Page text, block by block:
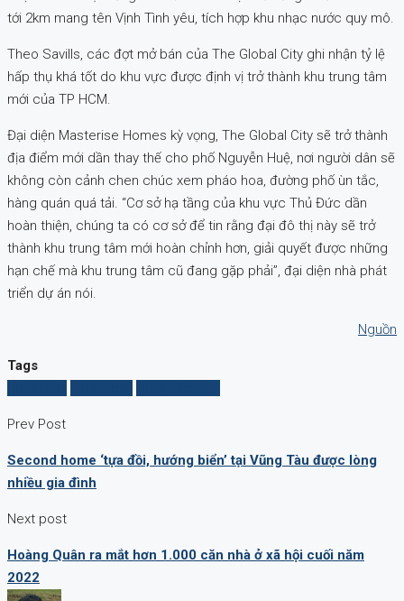
tới 2km mang tên Vịnh Tình yêu, tích hợp khu nhạc nước quy mô.
Theo Savills, các đợt mở bán của The Global City ghi nhận tỷ lệ
hấp thụ khá tốt do khu vực được định vị trở thành khu trung tâm
mới của TP HCM.
Đại diện Masterise Homes kỳ vọng, The Global City sẽ trở thành
địa điểm mới dần thay thế cho phố Nguyễn Huệ, nơi người dân sẽ
không còn cảnh chen chúc xem pháo hoa, đường phố ùn tắc,
hàng quán quá tải. “Cơ sở hạ tầng của khu vực Thủ Đức dần
hoàn thiện, chúng ta có cơ sở để tin rằng đại đô thị này sẽ trở
thành khu trung tâm mới hoàn chỉnh hơn, giải quyết được những
hạn chế mà khu trung tâm cũ đang gặp phải”, đại diện nhà phát
triển dự án nói.
Nguồn
Tags
Prev Post
Second home ‘tựa đồi, hướng biển’ tại Vũng Tàu được lòng
nhiều gia đình
Next post
Hoàng Quân ra mắt hơn 1.000 căn nhà ở xã hội cuối năm
2022